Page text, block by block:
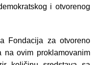
i otvorenog
Fondacija za otvoreno
ovim proklamovanim